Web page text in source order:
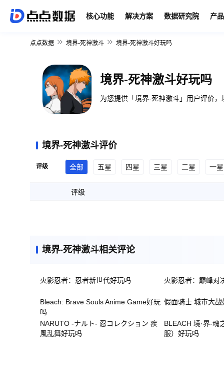
核心功能 解决方案 数据研究院 产
点点数据 境界-死神激斗 境界-死神激斗好玩吗
境界-死神激斗好玩吗
为您提供「境界-死神激斗」用户评价
境界-死神激斗评价
评级 全部 五星 四星 三星 二星 一星
评级
境界-死神激斗相关评论
火影忍者：忍者新世代好玩吗 火影忍者：巅峰对
Bleach: Brave Souls Anime Game好玩
吗
假面骑士 城市大战
NARUTO -ナルト- 忍コレクション 疾
風乱舞好玩吗
BLEACH 境·界-魂
服）好玩吗